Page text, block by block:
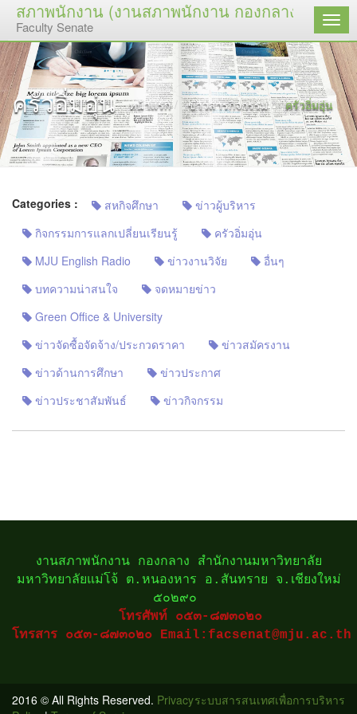
สภาพนักงาน (งานสภาพนักงาน กองกลาง)
Faculty Senate เมนู
ครัวอิ่มอุ่น หน้าแรก ข่าวสารกิจกรรม ครัวอิ่มอุ่น
Categories : สหกิจศึกษา
ข่าวผู้บริหาร
กิจกรรมการแลกเปลี่ยนเรียนรู้
ครัวอิ่มอุ่น
MJU English Radio
ข่าวงานวิจัย
อื่นๆ
บทความน่าสนใจ
จดหมายข่าว
Green Office & University
ข่าวจัดซื้อจัดจ้าง/ประกวดราคา
ข่าวสมัครงาน
ข่าวด้านการศึกษา
ข่าวประกาศ
ข่าวประชาสัมพันธ์
ข่าวกิจกรรม
งานสภาพนักงาน กองกลาง สำนักงานมหาวิทยาลัย
มหาวิทยาลัยแม่โจ้ ต.หนองหาร อ.สันทราย จ.เชียงใหม่
๕๐๒๙๐
โทรศัพท์ ๐๕๓-๘๗๓๐๒๐
โทรสาร ๐๕๓-๘๗๓๐๒๐ Email:facsenat@mju.ac.th
ระบบสารสนเทศเพื่อการบริหาร
2016 © All Rights Reserved. Privacy